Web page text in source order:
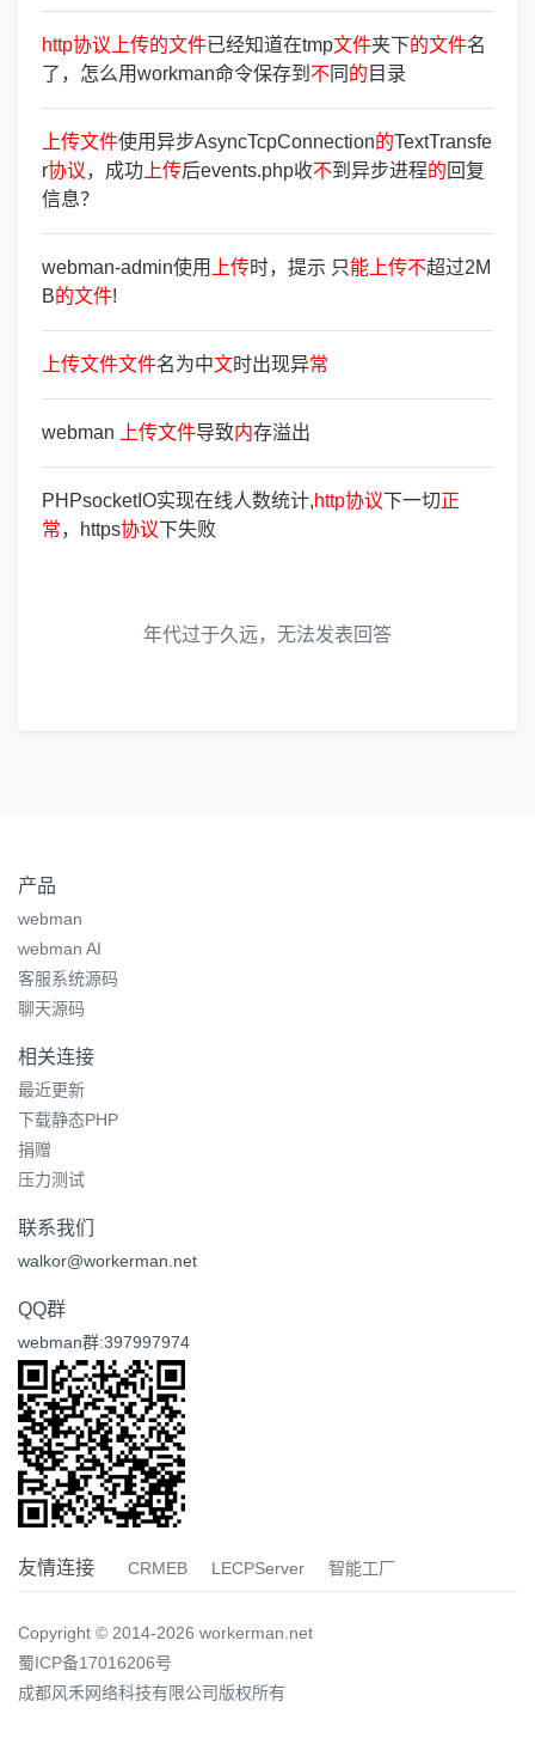
http协议 上传的文件已经知道在tmp文件夹下的文件名
了，怎么用workman命令保存到 不同 的 目录
上传文件使用异步AsyncTcpConnection的TextTransfe
r协议，成功 上传后events.php收不到异步进程的 回复
信息？
webman-admin使用 上传时，提示 只能 上传不超过2M
B的文件!
上传文件文件名为中文时出现异常
webman 上传文件导致内存溢出
PHPsocketIO实现在线人数统计,http协议下一切正
常，https协议下失败
年代过于久远，无法发表回答
产品
webman
webman AI
客服系统源码
聊天源码
相关连接
最近更新
下载静态PHP
捐赠
压力测试
联系我们
walkor@workerman.net
QQ群
webman群:397997974
友情连接 CRMEB LECPServer 智能工厂
Copyright © 2014-2026 workerman.net
蜀ICP备17016206号
成都风禾网络科技有限公司版权所有